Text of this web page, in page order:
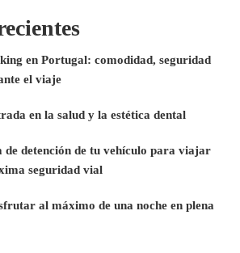
en Portugal: comodidad, seguridad
el viaje
en la salud y la estética dental
de detención de tu vehículo para viajar
seguridad vial
al máximo de una noche en plena